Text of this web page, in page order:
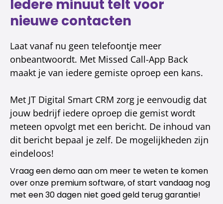
Iedere minuut telt voor
nieuwe contacten
Laat vanaf nu geen telefoontje meer
onbeantwoordt. Met Missed Call-App Back
maakt je van iedere gemiste oproep een kans.
Met JT Digital Smart CRM zorg je eenvoudig dat
jouw bedrijf iedere oproep die gemist wordt
meteen opvolgt met een bericht. De inhoud van
dit bericht bepaal je zelf. De mogelijkheden zijn
eindeloos!
Vraag een demo aan om meer te weten te komen
over onze premium software, of start vandaag nog
met een 30 dagen niet goed geld terug garantie!